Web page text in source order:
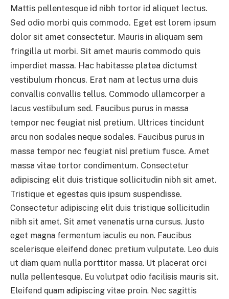
Mattis pellentesque id nibh tortor id aliquet lectus.
Sed odio morbi quis commodo. Eget est lorem ipsum
dolor sit amet consectetur. Mauris in aliquam sem
fringilla ut morbi. Sit amet mauris commodo quis
imperdiet massa. Hac habitasse platea dictumst
vestibulum rhoncus. Erat nam at lectus urna duis
convallis convallis tellus. Commodo ullamcorper a
lacus vestibulum sed. Faucibus purus in massa
tempor nec feugiat nisl pretium. Ultrices tincidunt
arcu non sodales neque sodales. Faucibus purus in
massa tempor nec feugiat nisl pretium fusce. Amet
massa vitae tortor condimentum. Consectetur
adipiscing elit duis tristique sollicitudin nibh sit amet.
Tristique et egestas quis ipsum suspendisse.
Consectetur adipiscing elit duis tristique sollicitudin
nibh sit amet. Sit amet venenatis urna cursus. Justo
eget magna fermentum iaculis eu non. Faucibus
scelerisque eleifend donec pretium vulputate. Leo duis
ut diam quam nulla porttitor massa. Ut placerat orci
nulla pellentesque. Eu volutpat odio facilisis mauris sit.
Eleifend quam adipiscing vitae proin. Nec sagittis